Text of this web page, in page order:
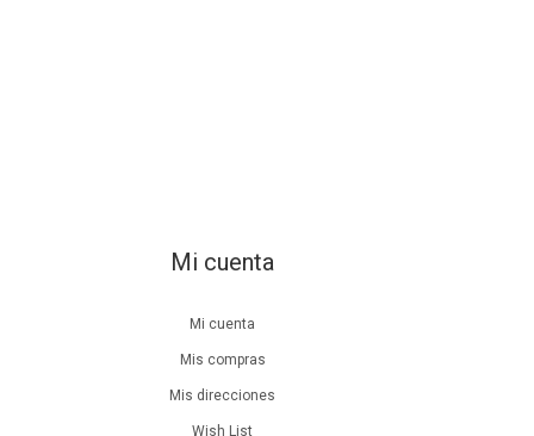
Mi cuenta
Mi cuenta
Mis compras
Mis direcciones
Wish List